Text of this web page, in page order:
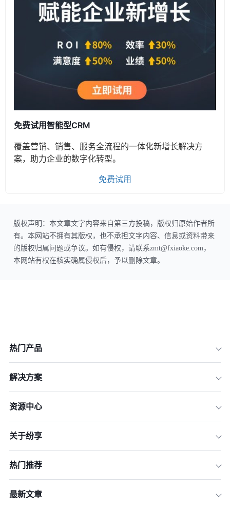
免费试用智能型CRM
覆盖营销、销售、服务全流程的一体化新增长解决方
案，助力企业的数字化转型。
免费试用
版权声明：本文章文字内容来自第三方投稿，版权归原始作者所
有。本网站不拥有其版权，也不承担文字内容、信息或资料带来
的版权归属问题或争议。如有侵权，请联系zmt@fxiaoke.com，
本网站有权在核实确属侵权后，予以删除文章。
热门产品
解决方案
资源中心
关于纷享
热门推荐
最新文章